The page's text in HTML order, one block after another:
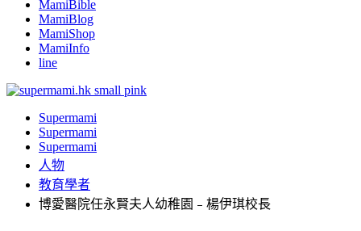
MamiBible
MamiBlog
MamiShop
MamiInfo
line
Supermami
Supermami
Supermami
人物
教育學者
博愛醫院任永賢夫人幼稚園﹣楊伊琪校長